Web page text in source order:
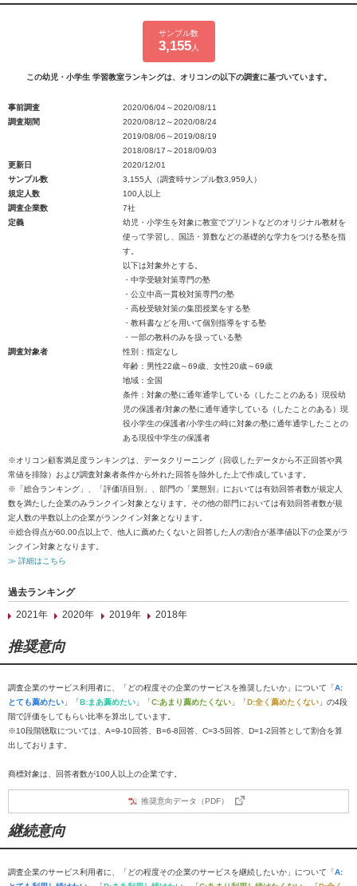
サンプル数
3,155人
この幼児・小学生 学習教室ランキングは、オリコンの以下の調査に基づいています。
事前調査
2020/06/04～2020/08/11
調査期間
2020/08/12～2020/08/24
2019/08/06～2019/08/19
2018/08/17～2018/09/03
更新日
2020/12/01
サンプル数
3,155人（調査時サンプル数3,959人）
規定人数
100人以上
調査企業数
7社
定義
幼児・小学生を対象に教室でプリントなどのオリジナル教材を
使って学習し、国語・算数などの基礎的な学力をつける塾を指
す。
以下は対象外とする。
・中学受験対策専門の塾
・公立中高一貫校対策専門の塾
・高校受験対策の集団授業をする塾
・教科書などを用いて個別指導をする塾
・一部の教科のみを扱っている塾
調査対象者
性別：指定なし
年齢：男性22歳～69歳、女性20歳～69歳
地域：全国
条件：対象の塾に通年通学している（したことのある）現役幼
児の保護者/対象の塾に通年通学している（したことのある）現
役小学生の保護者/小学生の時に対象の塾に通年通学したことの
ある現役中学生の保護者
※オリコン顧客満足度ランキングは、データクリーニング（回収したデータから不正回答や異
常値を排除）および調査対象者条件から外れた回答を除外した上で作成しています。
※「総合ランキング」、「評価項目別」、部門の「業態別」においては有効回答者数が規定人
数を満たした企業のみランクイン対象となります。その他の部門においては有効回答者数が規
定人数の半数以上の企業がランクイン対象となります。
※総合得点が60.00点以上で、他人に薦めたくないと回答した人の割合が基準値以下の企業がラ
ンクイン対象となります。
≫ 詳細はこちら
過去ランキング
2021年
2020年 2019年 2018年
推奨意向
調査企業のサービス利用者に、「どの程度その企業のサービスを推奨したいか」について「A:
とても薦めたい 」「B:まあ薦めたい 」「C:あまり薦めたくない 」「D:全く薦めたくない 」の4段
階で評価をしてもらい比率を算出しています。
※10段階聴取については、A=9-10回答、B=6-8回答、C=3-5回答、D=1-2回答として割合を算
出しております。
商標対象は、回答者数が100人以上の企業です。
推奨意向データ（PDF）
継続意向
調査企業のサービス利用者に、「どの程度その企業のサービスを継続したいか」について「A: